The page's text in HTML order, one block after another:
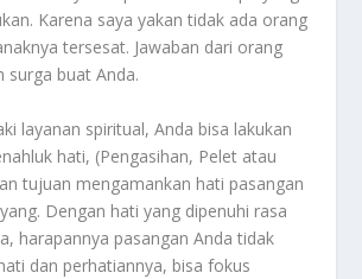
Karena saya yakan tidak ada orang
tersesat. Jawaban dari orang
surga buat Anda.
layanan spiritual, Anda bisa lakukan
hati, (Pengasihan, Pelet atau
tujuan mengamankan hati pasangan
Dengan hati yang dipenuhi rasa
harapannya pasangan Anda tidak
dan perhatiannya, bisa fokus